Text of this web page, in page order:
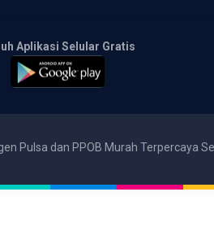
Aplikasi Selular Gratis
Pulsa dan PPOB Murah Terpercaya